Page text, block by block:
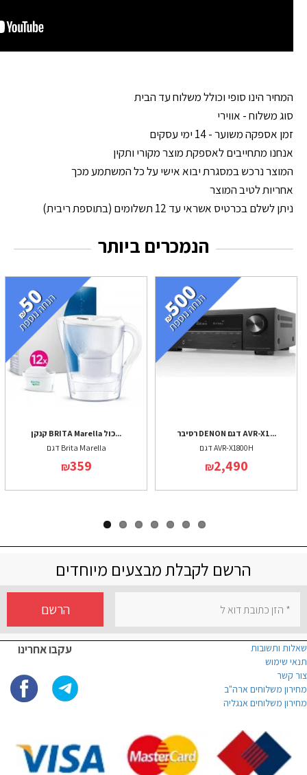
המחיר הינו סופי וכולל משלוח עד הבית
סוג משלוח - אווירי
זמן אספקה משוער - 14 ימי עסקים
אנחנו מתחייבים לאספקת מוצר מקורי ותקין
המוצר נרכש במסגרת יבוא אישי על כל המשתמע מכך
אחריות לטיב המוצר
ניתן לשלם בכרטיס אשראי עד 12 תשלומים (בתוספת ריבית)
הנמכרים ביותר
קנקן BRITA Marella כול...
דגם Brita Marella
₪359
רסיבר DENON דגם AVR-X1...
דגם AVR-X1800H
₪2,490
הרשם לקבלת מבצעים מיוחדים
הרשם
עקבו אחרינו
שאלות ותשובות
תנאי שימוש
צור קשר
מחירון משלוחים ארה"ב
מחירון משלוחים אנגליה